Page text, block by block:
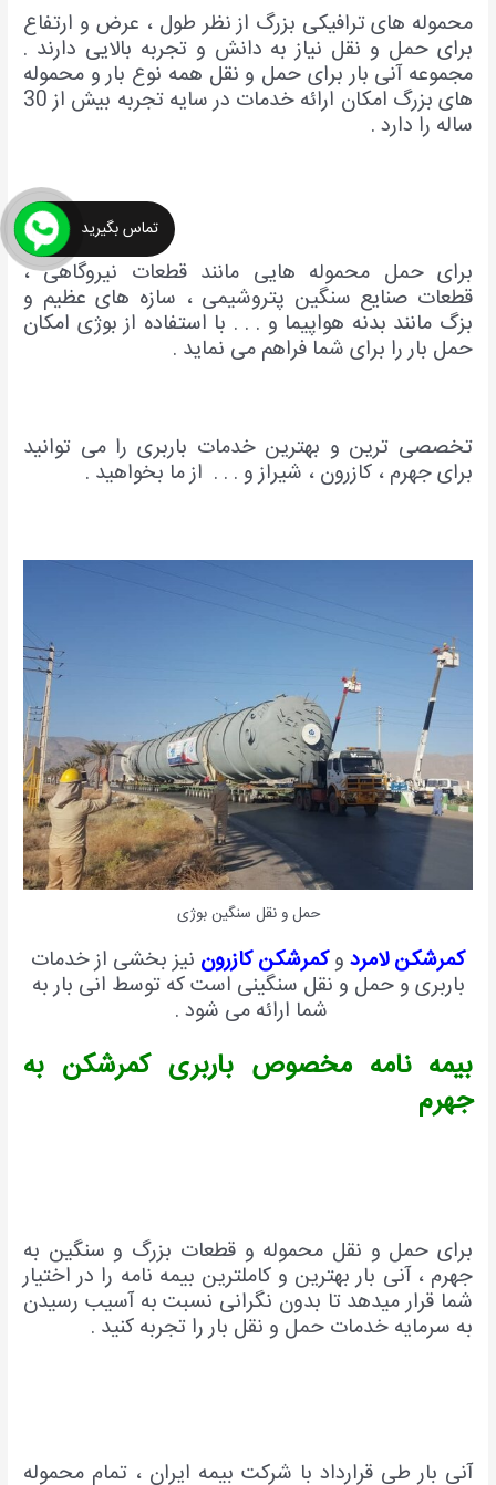
محموله های ترافیکی بزرگ از نظر طول ، عرض و ارتفاع
برای حمل و نقل نیاز به دانش و تجربه بالایی دارند .
مجموعه آنی بار برای حمل و نقل همه نوع بار و محموله
های بزرگ امکان ارائه خدمات در سایه تجربه بیش از 30
ساله را دارد .
برای حمل محموله هایی مانند قطعات نیروگاهی ،
قطعات صنایع سنگین پتروشیمی ، سازه های عظیم و
بزگ مانند بدنه هواپیما و . . . با استفاده از بوژی امکان
حمل بار را برای شما فراهم می نماید .
تخصصی ترین و بهترین خدمات باربری را می توانید
برای جهرم ، کازرون ، شیراز و . . . از ما بخواهید .
حمل و نقل سنگین بوژی
کمرشکن لامرد وکمرشکن کازرون نیز بخشی از خدمات
باربری و حمل و نقل سنگینی است که توسط انی بار به
شما ارائه می شود .
بیمه نامه مخصوص باربری کمرشکن به
جهرم
برای حمل و نقل محموله و قطعات بزرگ و سنگین به
جهرم ، آنی بار بهترین و کاملترین بیمه نامه را در اختیار
شما قرار میدهد تا بدون نگرانی نسبت به آسیب رسیدن
به سرمایه خدمات حمل و نقل بار را تجربه کنید .
آنی بار طی قرارداد با شرکت بیمه ایران ، تمام محموله
تماس بگیرید